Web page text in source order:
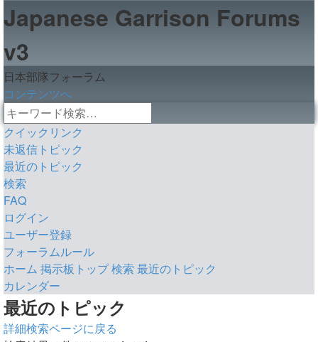
Japanese Garrison Forums
v3
日本部隊フォーラム
コンテンツへ
検
細
クイックリンク
未返信トピック
最近のトピック
検索
FAQ
ログイン
ユーザー登録
フォーラムルール
ホーム 掲示板トップ検索 最近のトピック
カレンダー
検
索
最近のトピック
詳細検索ページに戻る